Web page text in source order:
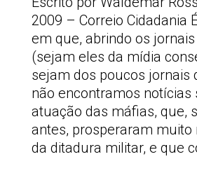
2009 – Correio Cidadania
em que, abrindo os
(sejam eles da mídia
sejam dos poucos jornais
não encontramos notícias
atuação das máfias, que,
antes, prosperaram muito
da ditadura militar, e que